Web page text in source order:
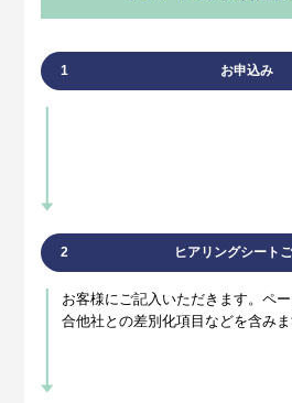
1 お申込み
2 ヒアリングシート
お客様にご記入いただきます。ペ
合他社との差別化項目などを含みま